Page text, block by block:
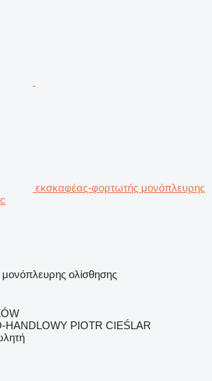
εκσκαφέας-φορτωτής μονόπλευρης
ολίσθησης
HANDLOWY PIOTR CIEŚLAR